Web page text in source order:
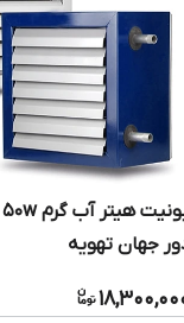
جهان تهویه